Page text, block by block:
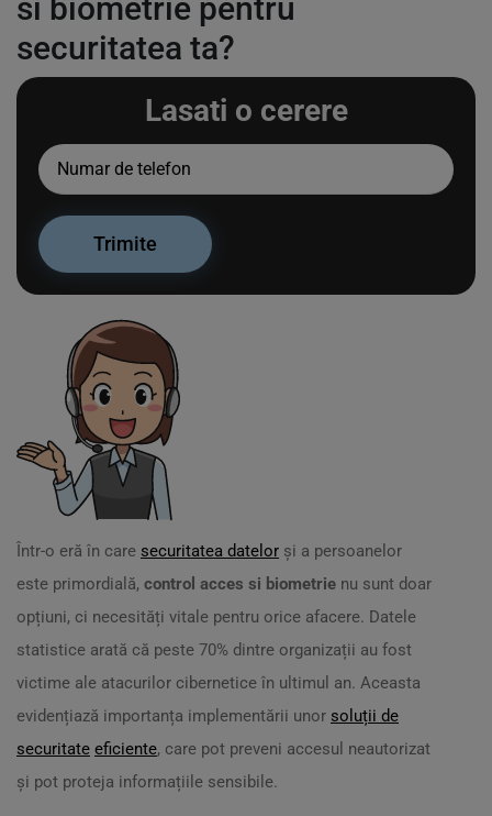
si biometrie pentru
securitatea ta?
Lasati o cerere
Într-o eră în care securitatea datelor și a persoanelor
este primordială, control acces si biometrie nu sunt doar
opțiuni, ci necesități vitale pentru orice afacere. Datele
statistice arată că peste 70% dintre organizații au fost
victime ale atacurilor cibernetice în ultimul an. Aceasta
evidențiază importanța implementării unor soluții de
securitate eficiente, care pot preveni accesul neautorizat
și pot proteja informațiile sensibile.